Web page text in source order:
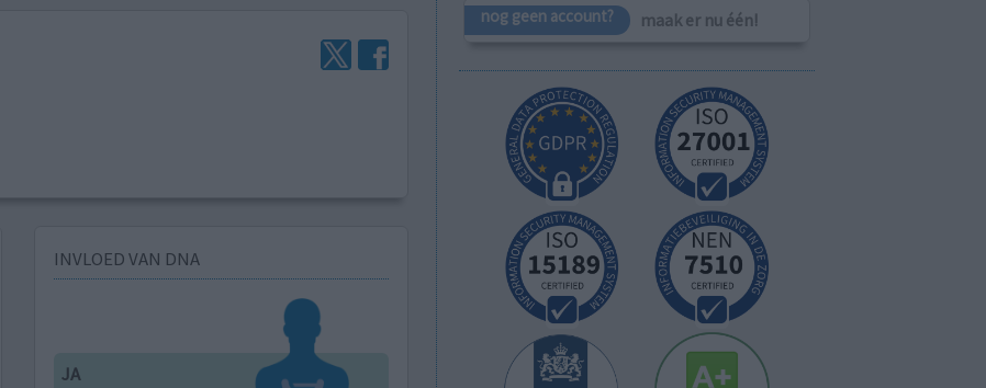
INVLOED VAN DNA
JA
nog geen account? maak er nu één!